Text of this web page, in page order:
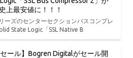
上最安値に！！！
ーズのセンターセクションバスコンプレ
State Logic「SSL Native B
セール】Bogren Digitalがセール開